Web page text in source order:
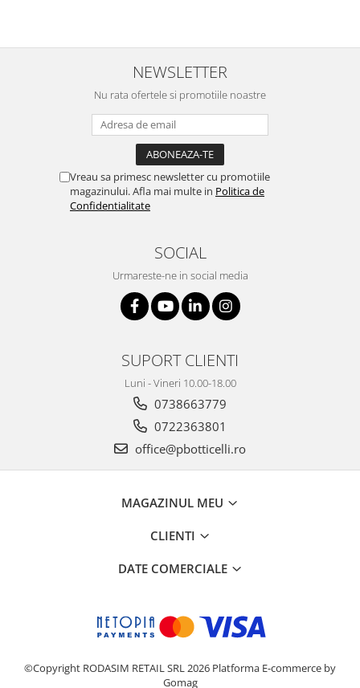
NEWSLETTER
Nu rata ofertele si promotiile noastre
Vreau sa primesc newsletter cu promotiile
magazinului. Afla mai multe in Politica de
Confidentialitate
SOCIAL
Urmareste-ne in social media
SUPORT CLIENTI
Luni - Vineri 10.00-18.00
0738663779
0722363801
office@pbotticelli.ro
MAGAZINUL MEU
CLIENTI
DATE COMERCIALE
©Copyright RODASIM RETAIL SRL 2026 Platforma E-commerce by
Gomag